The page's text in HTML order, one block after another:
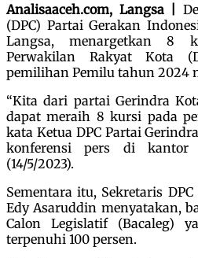
Analisaaceh.com, Langsa |
(DPC) Partai Gerakan
Langsa, menargetkan 8
Perwakilan Rakyat Kota
pemilihan Pemilu tahun 2024
“Kita dari partai Gerindra
dapat meraih 8 kursi pada
kata Ketua DPC Partai
konferensi pers di kantor
(14/5/2023).
Sementara itu, Sekretaris
Edy Asaruddin menyatakan,
Calon Legislatif (Bacaleg)
terpenuhi 100 persen.